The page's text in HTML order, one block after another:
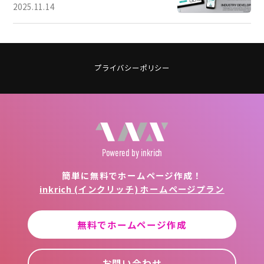
2025.11.14
プライバシーポリシー
Powered by inkrich
簡単に無料でホームページ作成！
inkrich (インクリッチ) ホームページプラン
無料でホームページ作成